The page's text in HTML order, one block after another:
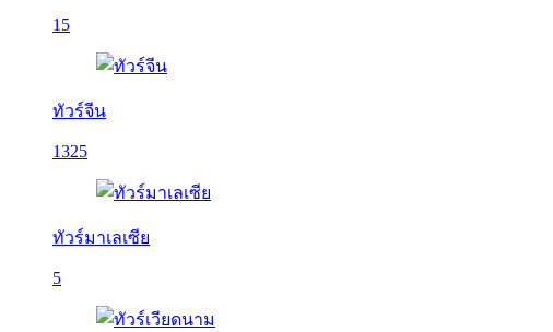
15
ทัวร์จีน
1325
ทัวร์มาเลเซีย
5